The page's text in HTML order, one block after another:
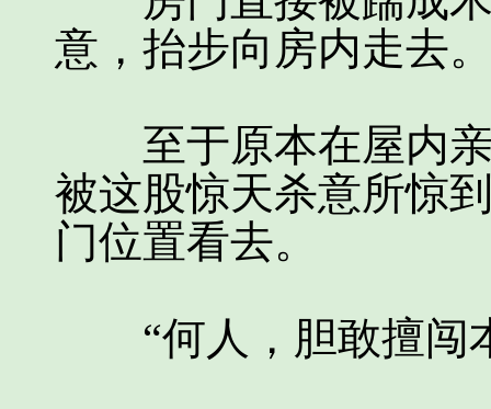
意，抬步向房内走去
至于原本在屋内亲/
被这股惊天杀意所惊
门位置看去。
“何人，胆敢擅闯